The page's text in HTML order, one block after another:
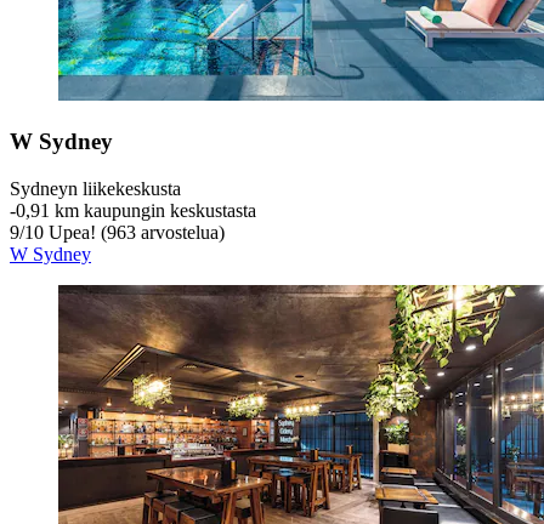
W Sydney
Sydneyn liikekeskusta
‐0,91 km kaupungin keskustasta
9/10 Upea! (963 arvostelua)
W Sydney